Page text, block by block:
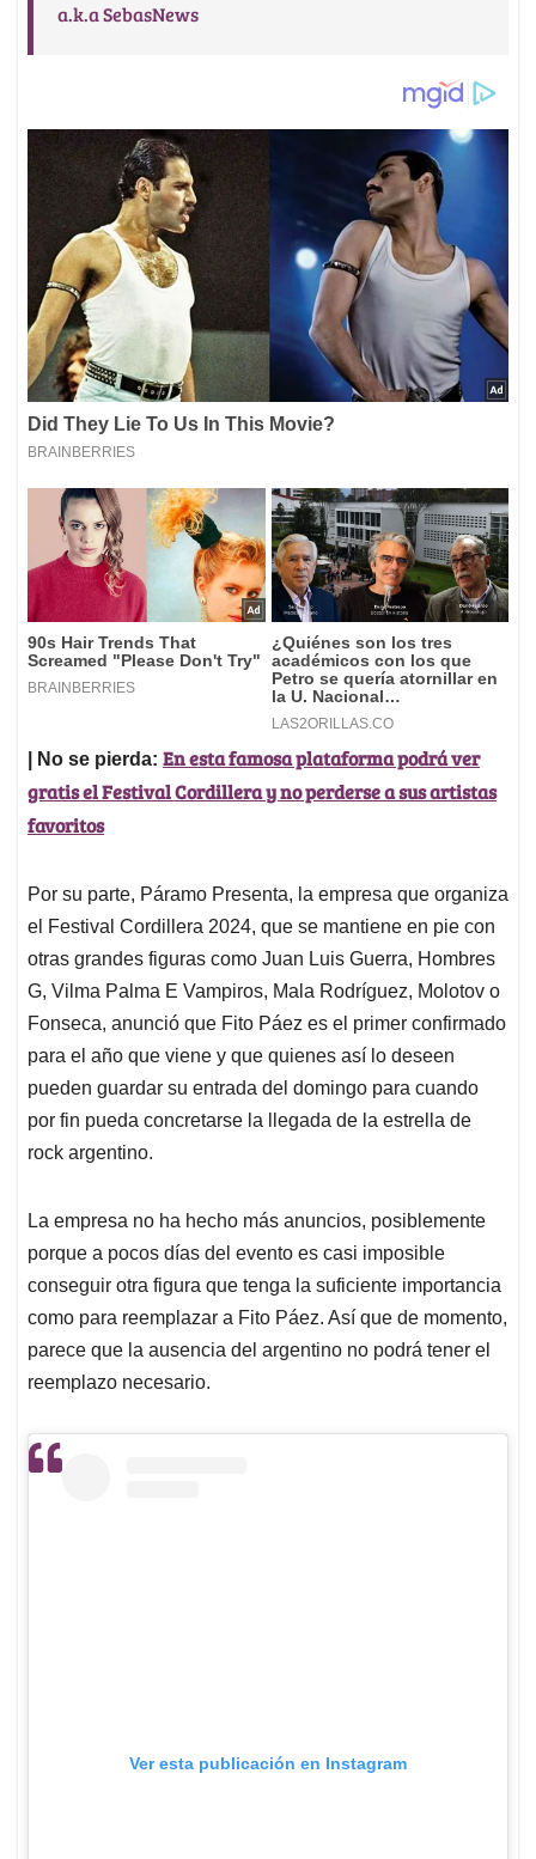
a.k.a SebasNews
| No se pierda: En esta famosa plataforma podrá ver
gratis el Festival Cordillera y no perderse a sus artistas
favoritos
Por su parte, Páramo Presenta, la empresa que organiza
el Festival Cordillera 2024, que se mantiene en pie con
otras grandes figuras como Juan Luis Guerra, Hombres
G, Vilma Palma E Vampiros, Mala Rodríguez, Molotov o
Fonseca, anunció que Fito Páez es el primer confirmado
para el año que viene y que quienes así lo deseen
pueden guardar su entrada del domingo para cuando
por fin pueda concretarse la llegada de la estrella de
rock argentino.
La empresa no ha hecho más anuncios, posiblemente
porque a pocos días del evento es casi imposible
conseguir otra figura que tenga la suficiente importancia
como para reemplazar a Fito Páez. Así que de momento,
parece que la ausencia del argentino no podrá tener el
reemplazo necesario.
Ver esta publicación en Instagram